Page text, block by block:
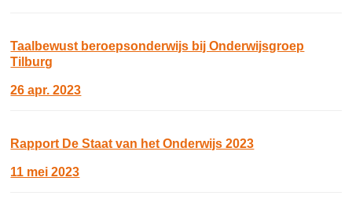
Taalbewust beroepsonderwijs bij Onderwijsgroep
Tilburg
26 apr. 2023
Rapport De Staat van het Onderwijs 2023
11 mei 2023